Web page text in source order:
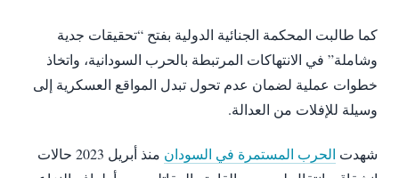
كما طالبت المحكمة الجنائية الدولية بفتح “تحقيقات جدية
وشاملة” في الانتهاكات المرتبطة بالحرب السودانية، واتخاذ
خطوات عملية لضمان عدم تحول تبدل المواقع العسكرية إلى
وسيلة للإفلات من العدالة.
شهدت الحرب المستمرة في السودان
منذ أبريل 2023 حالات